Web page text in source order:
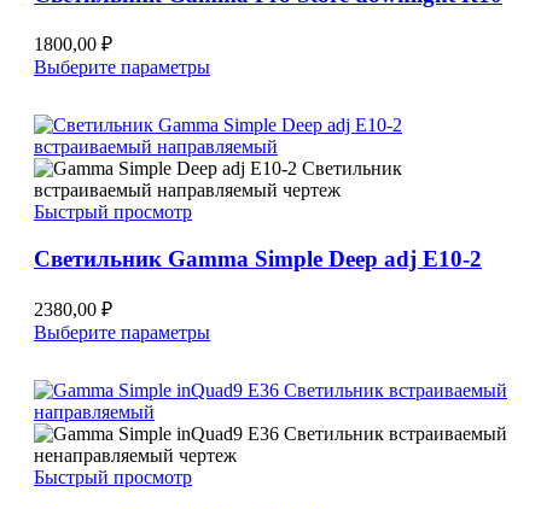
1800,00 ₽
Выберите параметрыЭтот
несколько
вариаций.
Опции
можно
странице
Быстрый просмотр
Светильник Gamma Simple Deep adj E10-2
2380,00 ₽
Выберите параметрыЭтот
несколько
Опции
можно
Быстрый просмотр